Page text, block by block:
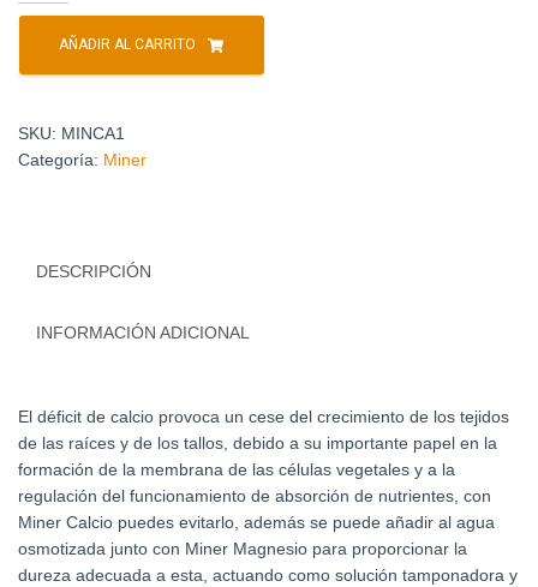
AÑADIR AL CARRITO
SKU: MINCA1
Categoría: Miner
DESCRIPCIÓN
INFORMACIÓN ADICIONAL
El déficit de calcio provoca un cese del crecimiento de los tejidos
de las raíces y de los tallos, debido a su importante papel en la
formación de la membrana de las células vegetales y a la
regulación del funcionamiento de absorción de nutrientes, con
Miner Calcio puedes evitarlo, además se puede añadir al agua
osmotizada junto con Miner Magnesio para proporcionar la
dureza adecuada a esta, actuando como solución tamponadora y